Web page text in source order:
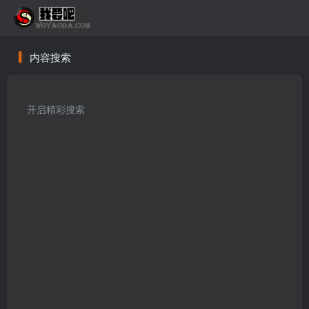
内容搜索
开启精彩搜索